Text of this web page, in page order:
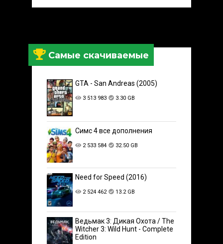
Самые скачиваемые
GTA - San Andreas (2005)
3 513 983 3.30 GB
Симс 4 все дополнения
2 533 584 32.50 GB
Need for Speed (2016)
2 524 462 13.2 GB
Ведьмак 3: Дикая Охота / The
Witcher 3: Wild Hunt - Complete
Edition